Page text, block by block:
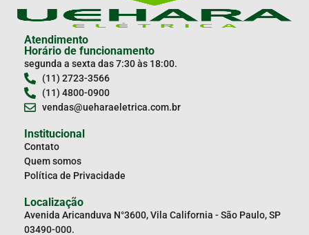
Atendimento
Horário de funcionamento
segunda a sexta das 7:30 às 18:00.
(11) 2723-3566
(11) 4800-0900
vendas@ueharaeletrica.com.br
Institucional
Contato
Quem somos
Política de Privacidade
Localização
Avenida Aricanduva N°3600, Vila California - São Paulo, SP
03490-000.